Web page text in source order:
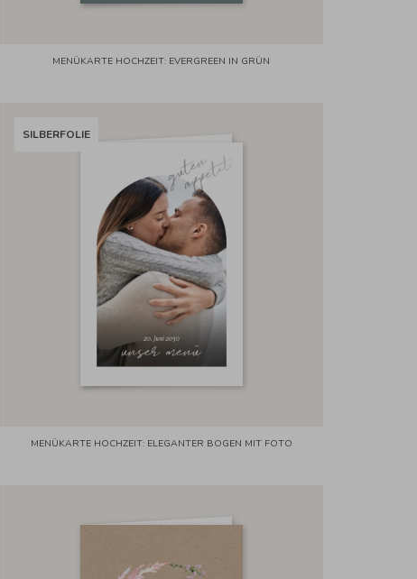
MENÜKARTE HOCHZEIT: EVERGREEN IN GRÜN
SILBERFOLIE
MENÜKARTE HOCHZEIT: ELEGANTER BOGEN MIT FOTO